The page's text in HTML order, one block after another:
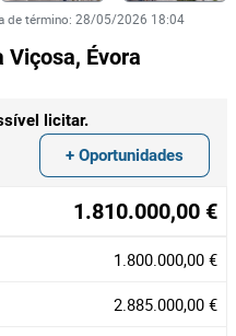
de término: 28/05/2026 18:04
Viçosa, Évora
licitar.
+ Oportunidades
1.810.000,00 €
1.800.000,00 €
2.885.000,00 €